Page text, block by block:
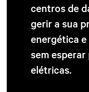
centros de
gerir a sua
energética
sem
elétricas.